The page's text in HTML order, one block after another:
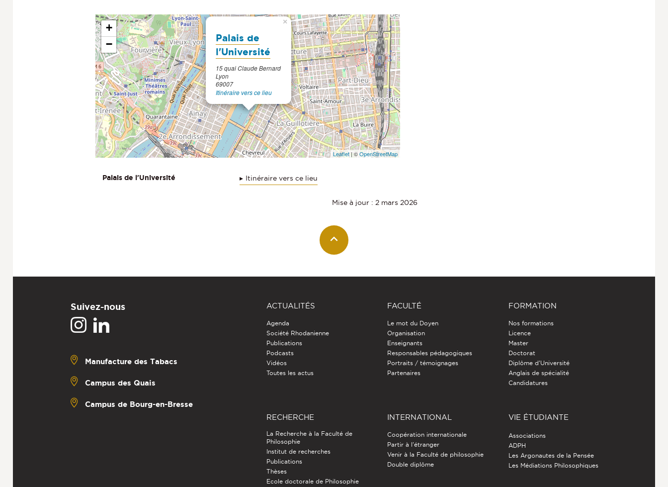
Palais de
l'Université
15 quai Claude Bernard
Lyon
69007
Itinéraire vers ce lieu
×
+
−
Leaflet| ©OpenStreetMap
Itinéraire vers ce lieu
Palais de l'Université
Mise à jour : 2 mars 2026
Suivez-nous
Manufacture des Tabacs
Campus des Quais
Campus de Bourg-en-Bresse
ACTUALITÉS
Agenda
Société Rhodanienne
Publications
Podcasts
Vidéos
Toutes les actus
FACULTÉ
Le mot du Doyen
Organisation
Enseignants
Responsables pédagogiques
Portraits / témoignages
Partenaires
FORMATION
Nos formations
Licence
Master
Doctorat
Diplôme d'Université
Anglais de spécialité
Candidatures
RECHERCHE
La Recherche à la Faculté de
Philosophie
Institut de recherches
Publications
Thèses
Ecole doctorale de Philosophie
INTERNATIONAL
Coopération internationale
Partir à l'étranger
Venir à la Faculté de philosophie
Double diplôme
VIE ÉTUDIANTE
Associations
ADPH
Les Argonautes de la Pensée
Les Médiations Philosophiques